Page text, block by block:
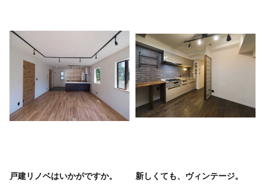
戸建リノベはいかがですか。 新しくても、ヴィンテージ。